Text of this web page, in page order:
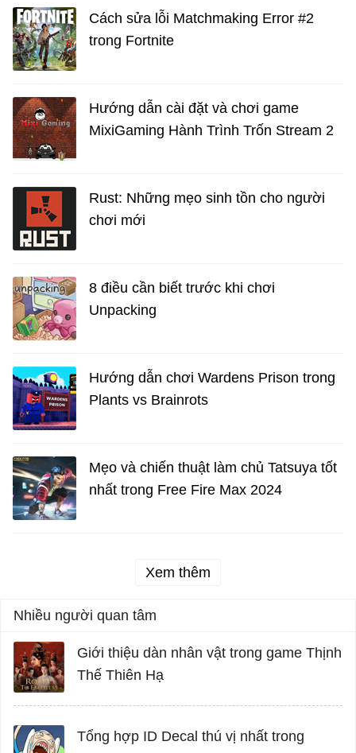
Cách sửa lỗi Matchmaking Error #2
trong Fortnite
Hướng dẫn cài đặt và chơi game
MixiGaming Hành Trình Trốn Stream 2
Rust: Những mẹo sinh tồn cho người
chơi mới
8 điều cần biết trước khi chơi
Unpacking
Hướng dẫn chơi Wardens Prison trong
Plants vs Brainrots
Mẹo và chiến thuật làm chủ Tatsuya tốt
nhất trong Free Fire Max 2024
Xem thêm
Nhiều người quan tâm
Giới thiệu dàn nhân vật trong game Thịnh
Thế Thiên Hạ
Tổng hợp ID Decal thú vị nhất trong